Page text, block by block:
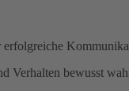
erfolgreiche
Verhalten bewusst